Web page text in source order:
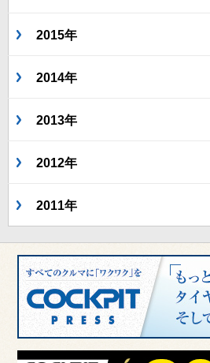
2015年
2014年
2013年
2012年
2011年